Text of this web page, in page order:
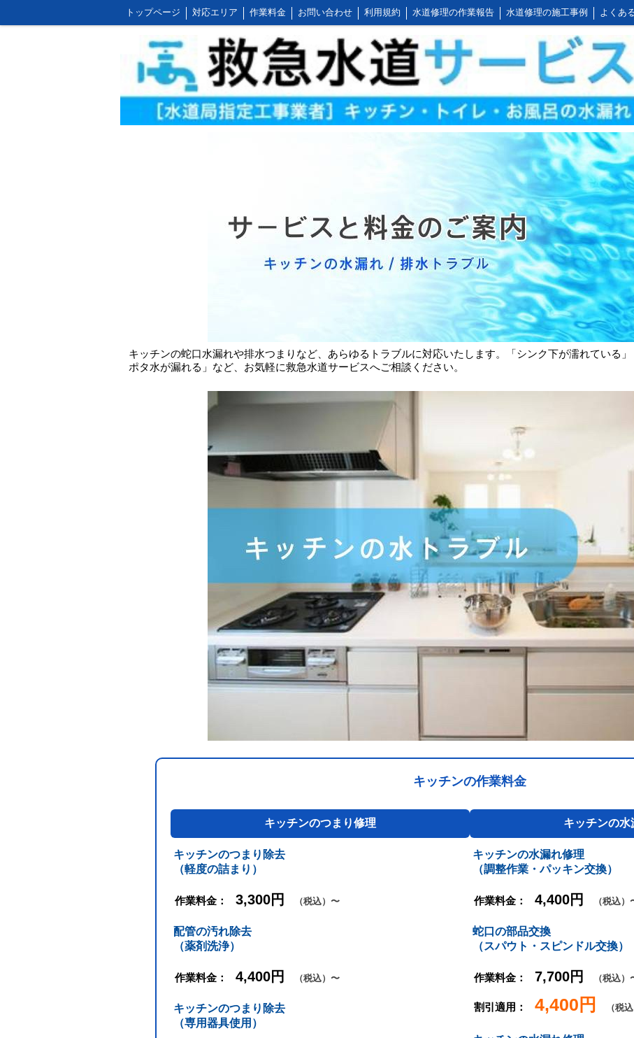
トップページ 対応エリア 作業料金 お問い合わせ 利用規約 水道修理の作業報告 水道修理の施工事例 よくあ
お客様の声とご感想 WEB割引ご利用方法 公式LINEアカウント 会社概要 キッチンの作業料金 トイレの作業料金
屋外の作業料金
キッチンの蛇口水漏れや排水つまりなど、あらゆるトラブルに対応いたします。「シンク下が濡れている
ポタ水が漏れる」など、お気軽に救急水道サービスへご相談ください。
キッチンの作業料金
キッチンのつまり修理
キッチンのつまり除去
（軽度の詰まり）
作業料金： 3,300円 （税込）〜
配管の汚れ除去
（薬剤洗浄）
作業料金： 4,400円 （税込）〜
キッチンのつまり除去
（専用器具使用）
キッチンの水
キッチンの水漏れ修理
（調整作業・パッキン交換）
作業料金： 4,400円 （税込）
蛇口の部品交換
（スパウト・スピンドル交換）
作業料金： 7,700円 （税込）
割引適用： 4,400円 （税